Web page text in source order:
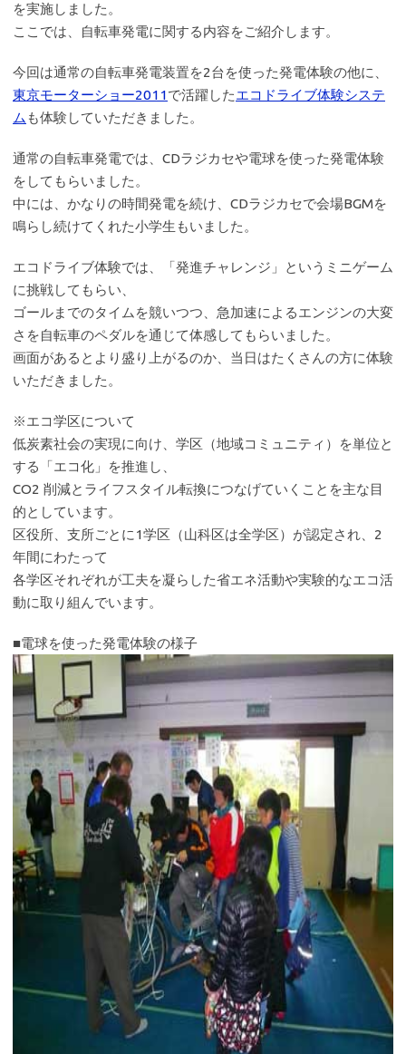
を実施しました。
ここでは、自転車発電に関する内容をご紹介します。
今回は通常の自転車発電装置を2台を使った発電体験の他に、
東京モーターショー2011で活躍したエコドライブ体験システ
ム も体験していただきました。
通常の自転車発電では、CDラジカセや電球を使った発電体験
をしてもらいました。
中には、かなりの時間発電を続け、CDラジカセで会場BGMを
鳴らし続けてくれた小学生もいました。
エコドライブ体験では、「発進チャレンジ」というミニゲーム
に挑戦してもらい、
ゴールまでのタイムを競いつつ、急加速によるエンジンの大変
さを自転車のペダルを通じて体感してもらいました。
画面があるとより盛り上がるのか、当日はたくさんの方に体験
いただきました。
※エコ学区について
低炭素社会の実現に向け、学区（地域コミュニティ）を単位と
する「エコ化」を推進し、
CO2 削減とライフスタイル転換につなげていくことを主な目
的としています。
区役所、支所ごとに1学区（山科区は全学区）が認定され、2
年間にわたって
各学区それぞれが工夫を凝らした省エネ活動や実験的なエコ活
動に取り組んでいます。
■電球を使った発電体験の様子